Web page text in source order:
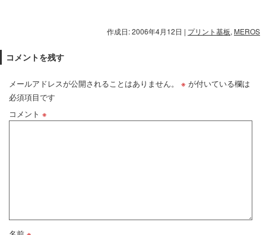
作成日: 2006年4月12日 | プリント基板, MEROS
コメントを残す
メールアドレスが公開されることはありません。 ※ が付いている欄は
必須項目です
コメント ※